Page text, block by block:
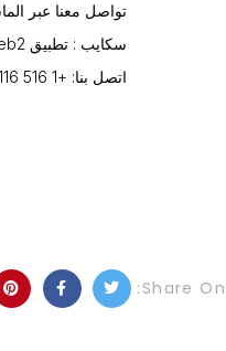
تواصل معنا عبر
سكايب : تطبيق web2
اتصل بنا: +1 516 2047116
Share On: